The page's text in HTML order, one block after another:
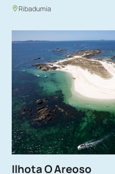
Ribadumia
Ilhota O Areoso